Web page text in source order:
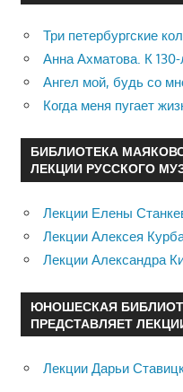
Три петербургские
Анна Ахматова. К
Ангел мой, будь со
Когда меня пугает
БИБЛИОТЕКА
ЛЕКЦИИ РУССКОГО
Лекции Елены
Лекции Алексея
Лекции Александра
ЮНОШЕСКАЯ
ПРЕДСТАВЛЯЕТ
Лекции Дарьи